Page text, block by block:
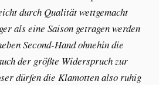
durch Qualität wettgemacht
als eine Saison getragen werden
Second-Hand ohnehin die
der größte Widerspruch zur
dürfen die Klamotten also ruhig